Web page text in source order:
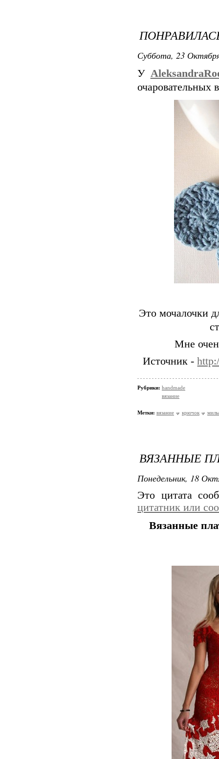
Суббота, 23
У
очаровательных
Это мочалочки
Мне
Источник -
Рубрики: handmade
вязание
Метки: вязание крючок
ВЯЗАННЫЕ
Понедельник, 18
Это цитата
цитатник или
Вязанные